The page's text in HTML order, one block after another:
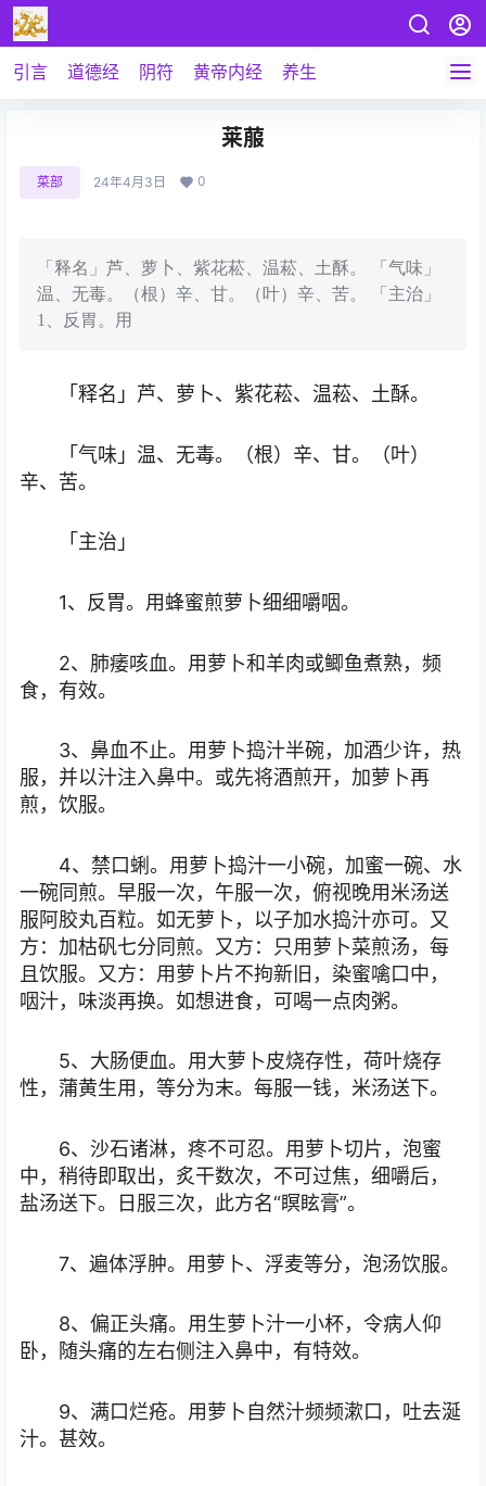
引言 道德经 阴符 黄帝内经 养生
莱菔
菜部 24年4月3日 0
「释名」芦、萝卜、紫花菘、温菘、土酥。 「气味」
温、无毒。（根）辛、甘。（叶）辛、苦。 「主治」
1、反胃。用
「释名」芦、萝卜、紫花菘、温菘、土酥。
「气味」温、无毒。（根）辛、甘。（叶）
辛、苦。
「主治」
1、反胃。用蜂蜜煎萝卜细细嚼咽。
2、肺痿咳血。用萝卜和羊肉或鲫鱼煮熟，频
食，有效。
3、鼻血不止。用萝卜捣汁半碗，加酒少许，热
服，并以汁注入鼻中。或先将酒煎开，加萝卜再
煎，饮服。
4、禁口蜊。用萝卜捣汁一小碗，加蜜一碗、水
一碗同煎。早服一次，午服一次，俯视晚用米汤送
服阿胶丸百粒。如无萝卜，以子加水捣汁亦可。又
方：加枯矾七分同煎。又方：只用萝卜菜煎汤，每
且饮服。又方：用萝卜片不拘新旧，染蜜噙口中，
咽汁，味淡再换。如想进食，可喝一点肉粥。
5、大肠便血。用大萝卜皮烧存性，荷叶烧存
性，蒲黄生用，等分为末。每服一钱，米汤送下。
6、沙石诸淋，疼不可忍。用萝卜切片，泡蜜
中，稍待即取出，炙干数次，不可过焦，细嚼后，
盐汤送下。日服三次，此方名“瞑眩膏”。
7、遍体浮肿。用萝卜、浮麦等分，泡汤饮服。
8、偏正头痛。用生萝卜汁一小杯，令病人仰
卧，随头痛的左右侧注入鼻中，有特效。
9、满口烂疮。用萝卜自然汁频频漱口，吐去涎
汁。甚效。